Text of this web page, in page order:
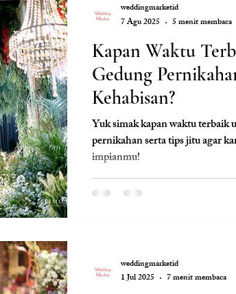
Kapan Waktu
Gedung
Kehabisan?
Yuk simak kapan waktu terbaik
pernikahan serta tips jitu agar
impianmu!
weddingmarketid
7 Agu 2025
5 menit membaca
weddingmarketid
1 Jul 2025
7 menit membaca